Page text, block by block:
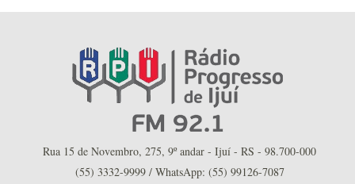
Rua 15 de Novembro, 275, 9º andar - Ijuí - RS - 98.700-000
(55) 3332-9999 / WhatsApp: (55) 99126-7087